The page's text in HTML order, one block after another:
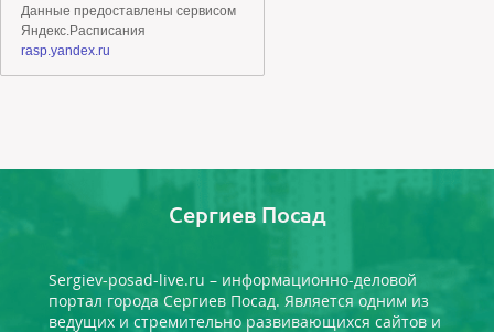
Сергиев Посад
Sergiev-posad-live.ru – информационно-деловой
портал города Сергиев Посад. Является одним из
ведущих и стремительно развивающихся сайтов и